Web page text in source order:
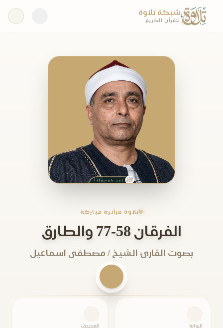
شبكة تلاوة
للقرآن الكريم
تلاوة قرآنية مباركة
الفرقان 58-77 والطارق
بصوت القارئ الشيخ / مصطفى اسماعيل
الرواية المصحف